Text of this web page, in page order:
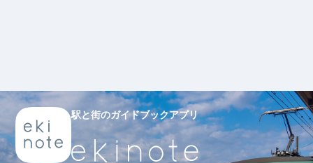
駅と街のガイドブックアプリ